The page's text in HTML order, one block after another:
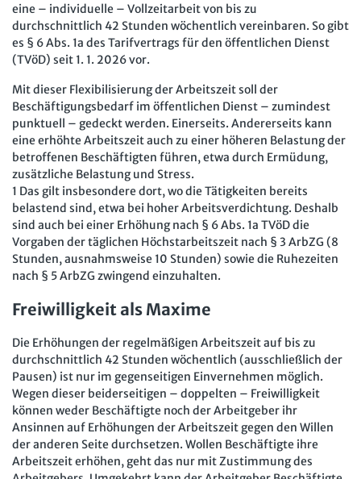
eine – individuelle – Vollzeitarbeit von bis zu
durchschnittlich 42 Stunden wöchentlich vereinbaren. So gibt
es § 6 Abs. 1a des Tarifvertrags für den öffentlichen Dienst
(TVöD) seit 1. 1. 2026 vor.
Mit dieser Flexibilisierung der Arbeitszeit soll der
Beschäftigungsbedarf im öffentlichen Dienst – zumindest
punktuell – gedeckt werden. Einerseits. Andererseits kann
eine erhöhte Arbeitszeit auch zu einer höheren Belastung der
betroffenen Beschäftigten führen, etwa durch Ermüdung,
zusätzliche Belastung und Stress.
1 Das gilt insbesondere dort, wo die Tätigkeiten bereits
belastend sind, etwa bei hoher Arbeitsverdichtung. Deshalb
sind auch bei einer Erhöhung nach § 6 Abs. 1a TVöD die
Vorgaben der täglichen Höchstarbeitszeit nach § 3 ArbZG (8
Stunden, ausnahmsweise 10 Stunden) sowie die Ruhezeiten
nach § 5 ArbZG zwingend einzuhalten.
Freiwilligkeit als Maxime
Die Erhöhungen der regelmäßigen Arbeitszeit auf bis zu
durchschnittlich 42 Stunden wöchentlich (ausschließlich der
Pausen) ist nur im gegenseitigen Einvernehmen möglich.
Wegen dieser beiderseitigen – doppelten – Freiwilligkeit
können weder Beschäftigte noch der Arbeitgeber ihr
Ansinnen auf Erhöhungen der Arbeitszeit gegen den Willen
der anderen Seite durchsetzen. Wollen Beschäftigte ihre
Arbeitszeit erhöhen, geht das nur mit Zustimmung des